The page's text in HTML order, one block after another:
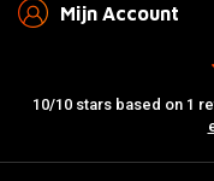
Mijn Account
10/10 stars based on 1